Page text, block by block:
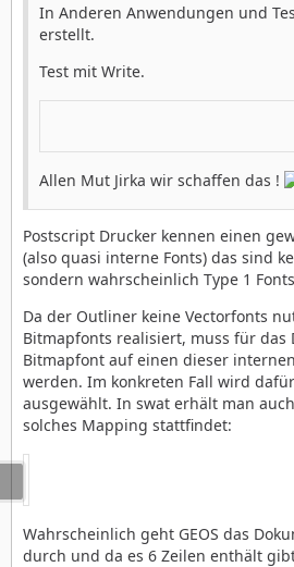
In Anderen Anwendungen und
erstellt.
Test mit Write.
Allen Mut Jirka wir schaffen das !
Postscript Drucker kennen einen
(also quasi interne Fonts) das sind
sondern wahrscheinlich Type 1
Da der Outliner keine Vectorfonts
Bitmapfonts realisiert, muss für das
Bitmapfont auf einen dieser
werden. Im konkreten Fall wird
ausgewählt. In swat erhält man
solches Mapping stattfindet:
Wahrscheinlich geht GEOS das
durch und da es 6 Zeilen enthält